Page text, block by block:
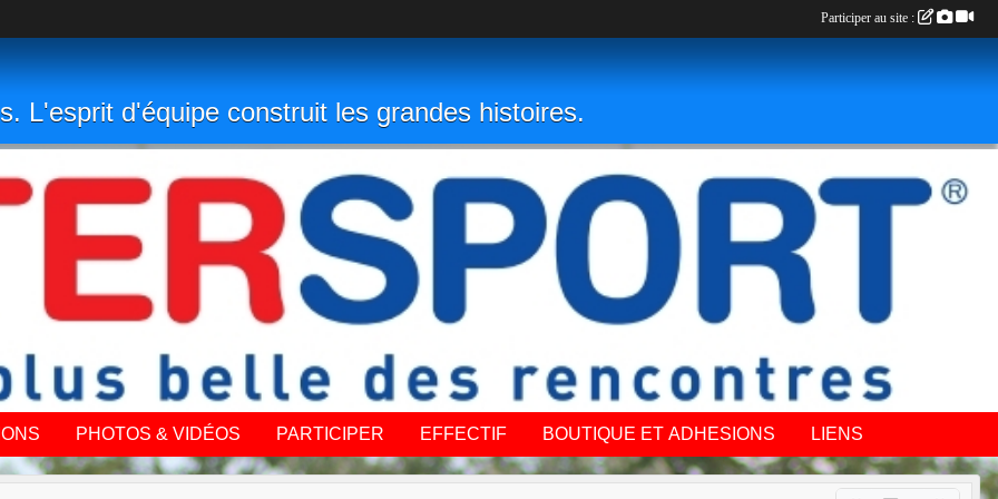
L'esprit d'équipe construit les grandes histoires.
PHOTOS & VIDÉOS PARTICIPER EFFECTIF BOUTIQUE ET ADHESIONS LIENS
Participer au site :